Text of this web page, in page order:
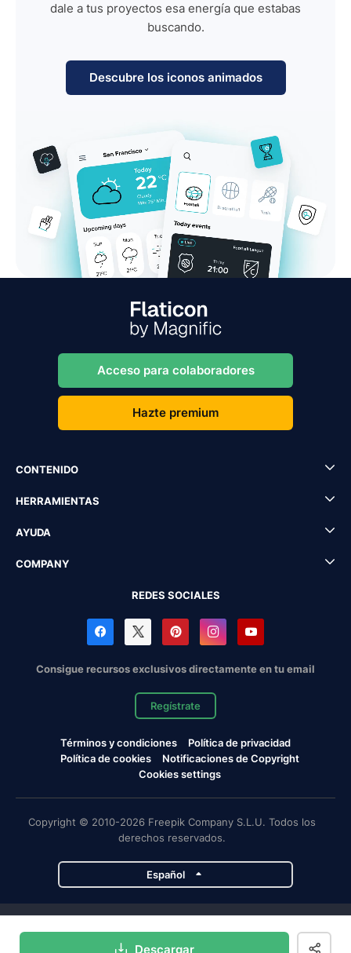
Descargar
dale a tus proyectos esa energía que estabas
buscando.
Descubre los iconos animados
Acceso para colaboradores
Hazte premium
CONTENIDO
HERRAMIENTAS
AYUDA
COMPANY
REDES SOCIALES
Consigue recursos exclusivos directamente en tu email
Regístrate
Términos y condiciones
Política de privacidad
Política de cookies
Notificaciones de Copyright
Cookies settings
Copyright © 2010-2026 Freepik Company S.L.U. Todos los
derechos reservados.
Español